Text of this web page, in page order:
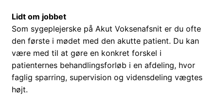
Lidt om jobbet
Som sygeplejerske på Akut Voksenafsnit er du ofte
den første i mødet med den akutte patient. Du kan
være med til at gøre en konkret forskel i
patienternes behandlingsforløb i en afdeling, hvor
faglig sparring, supervision og vidensdeling vægtes
højt.